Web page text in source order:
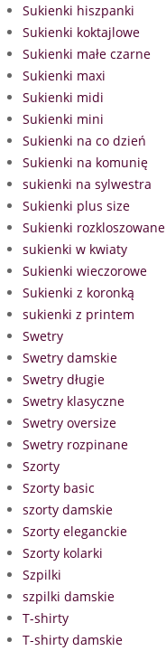
Sukienki hiszpanki
Sukienki koktajlowe
Sukienki małe czarne
Sukienki maxi
Sukienki midi
Sukienki mini
Sukienki na co dzień
Sukienki na komunię
sukienki na sylwestra
Sukienki plus size
Sukienki rozkloszowane
sukienki w kwiaty
Sukienki wieczorowe
Sukienki z koronką
sukienki z printem
Swetry
Swetry damskie
Swetry długie
Swetry klasyczne
Swetry oversize
Swetry rozpinane
Szorty
Szorty basic
szorty damskie
Szorty eleganckie
Szorty kolarki
Szpilki
szpilki damskie
T-shirty
T-shirty damskie